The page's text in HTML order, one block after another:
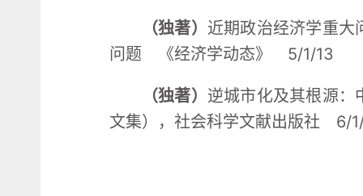
（独著） 近期政治经济学重
问题 《经济学动态》 5/1/13
（独著） 逆城市化及其根源
文集），社会科学文献出版社 6/